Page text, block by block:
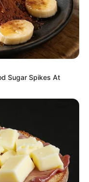
Sugar Spikes At